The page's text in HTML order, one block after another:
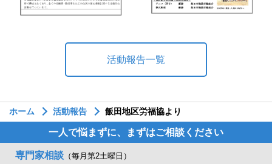
活動報告一覧
ホーム 活動報告 飯田地区労福協より
一人で悩まずに、まずはご相談ください
専門家相談 （毎月第2土曜日）